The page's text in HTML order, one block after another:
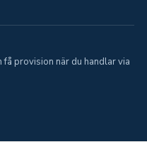
provision när du handlar via